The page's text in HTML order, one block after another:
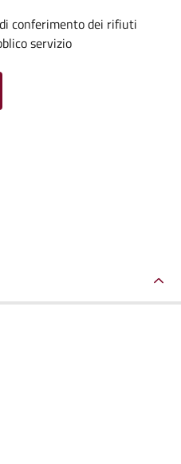
conferimento dei rifiuti
servizio